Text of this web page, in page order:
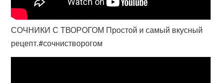
СОЧНИКИ С ТВОРОГОМ Простой и самый вкусный
рецепт.#сочнистворогом